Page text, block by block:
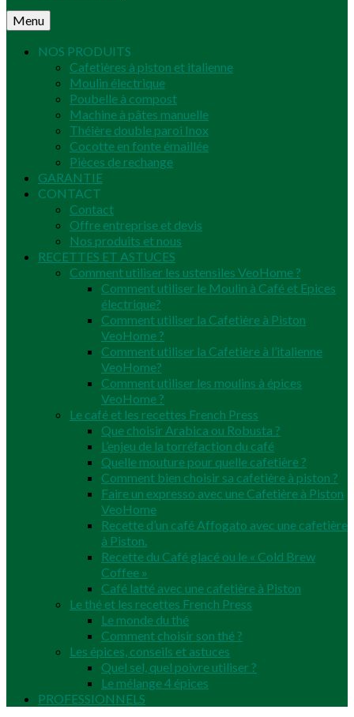
Menu
NOS PRODUITS
Cafetières à piston et italienne
Moulin électrique
Poubelle à compost
Machine à pâtes manuelle
Théière double paroi Inox
Cocotte en fonte émaillée
Pièces de rechange
GARANTIE
CONTACT
Contact
Offre entreprise et devis
Nos produits et nous
RECETTES ET ASTUCES
Comment utiliser les ustensiles VeoHome ?
Comment utiliser le Moulin à Café et Epices
électrique?
Comment utiliser la Cafetière à Piston
VeoHome ?
Comment utiliser la Cafetière à l’italienne
VeoHome?
Comment utiliser les moulins à épices
VeoHome ?
Le café et les recettes French Press
Que choisir Arabica ou Robusta ?
L’enjeu de la torréfaction du café
Quelle mouture pour quelle cafetière ?
Comment bien choisir sa cafetière à piston ?
Faire un expresso avec une Cafetière à Piston
VeoHome
Recette d’un café Affogato avec une cafetière
à Piston.
Recette du Café glacé ou le « Cold Brew
Coffee »
Café latté avec une cafetière à Piston
Le thé et les recettes French Press
Le monde du thé
Comment choisir son thé ?
Les épices, conseils et astuces
Quel sel, quel poivre utiliser ?
Le mélange 4 épices
PROFESSIONNELS